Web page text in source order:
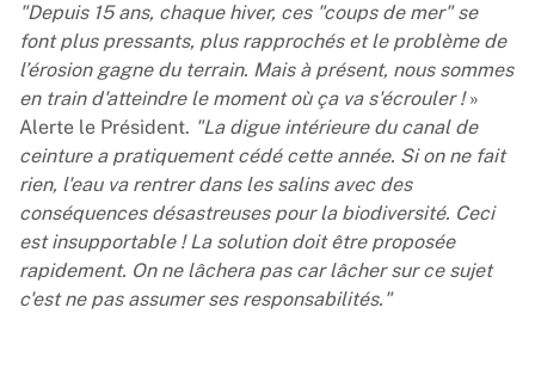
"Depuis 15 ans, chaque hiver, ces "coups de mer" se
font plus pressants, plus rapprochés et le problème de
l’érosion gagne du terrain. Mais à présent, nous sommes
en train d'atteindre le moment où ça va s'écrouler !»
Alerte le Président. "La digue intérieure du canal de
ceinture a pratiquement cédé cette année. Si on ne fait
rien, l'eau va rentrer dans les salins avec des
conséquences désastreuses pour la biodiversité. Ceci
est insupportable ! La solution doit être proposée
rapidement. On ne lâchera pas car lâcher sur ce sujet
c'est ne pas assumer ses responsabilités."